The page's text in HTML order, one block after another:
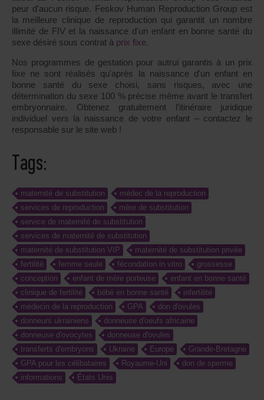
peur d'aucun risque. Feskov Human Reproduction Group est
la meilleure clinique de reproduction qui garantit un nombre
illimité de FIV et la naissance d'un enfant en bonne santé du
sexe désiré sous contrat à prix fixe.
Nos programmes de gestation pour autrui garantis à un prix
fixe ne sont réalisés qu'après la naissance d'un enfant en
bonne santé du sexe choisi, sans risques, avec une
détermination du sexe 100 % précise même avant le transfert
embryonnaire. Obtenez gratuitement l’itinéraire juridique
individuel vers la naissance de votre enfant – contactez le
responsable sur le site web !
Tags:
maternité de substitution
médec de la reproduction
services de reproduction
mère de substitution
service de maternité de substitution
services de maternité de substitution
maternité de substitution VIP
maternité de substitution privée
fertilité
femme seule fécondation in vitro
grossesse
conception
enfant de mère porteuse
enfant en bonne santé
clinique de fertilité
bébé en bonne santé
infertilité
médecin de la reproduction
GPA
don d'ovules
donneurs ukrainiens
donneuse d'oeufs africaine
donneuse d'ovocytes
donneuse d'ovules
transferts d'embryons
Ukraine Europe
Grande-Bretagne
GPA pour les célibataires
Royaume-Uni
don de sperme
informations
États Unis